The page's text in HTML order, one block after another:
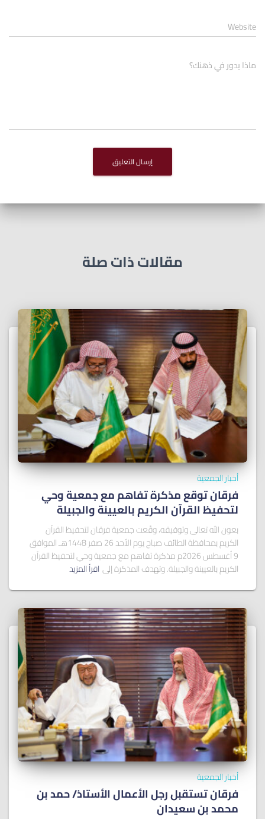
Website
ماذا يدور في ذهنك؟
مقالات ذات صلة
أخبار الجمعية
فرقان توقع مذكرة تفاهم مع جمعية وحي
لتحفيظ القرآن الكريم بالعيينة والجبيلة
بعون الله تعالى وتوفيقه، وقّعت جمعية فرقان لتحفيظ القرآن
الكريم بمحافظة الطائف صباح يوم الأحد 26 صفر 1448هـ الموافق
9 أغسطس 2026م مذكرة تفاهم مع جمعية وحي لتحفيظ القرآن
الكريم بالعيينة والجبيلة. وتهدف المذكرة إلى اقرأ المزيد
أخبار الجمعية
فرقان تستقبل رجل الأعمال الأستاذ/ ﺣﻤﺪ ﺑﻦ
ﻣﺤﻤﺪ ﺑﻦ ﺳﻌﻴﺪان